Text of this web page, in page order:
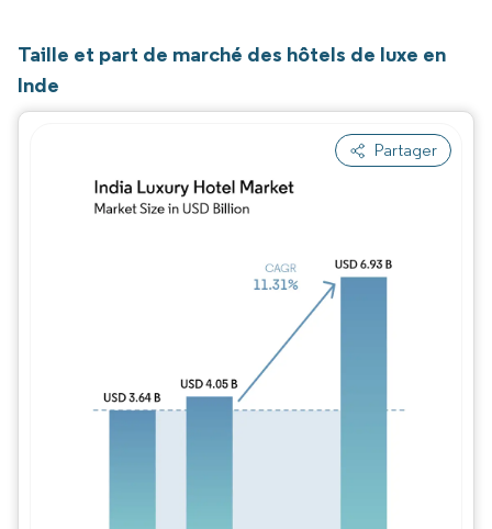
Taille et part de marché des hôtels de luxe en
Inde
Partager
Image © Mordor Intelligence. La